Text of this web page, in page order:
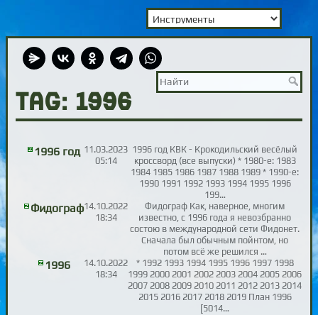
TAG: 1996
1996 год 11.03.2023
05:14
1996 год КВК - Крокодильский весёлый
кроссворд (все выпуски) * 1980-е: 1983
1984 1985 1986 1987 1988 1989 * 1990-е:
1990 1991 1992 1993 1994 1995 1996
199…
Фидограф14.10.2022
18:34
Фидограф Как, наверное, многим
известно, с 1996 года я невозбранно
состою в международной сети Фидонет.
Сначала был обычным пойнтом, но
потом всё же решился …
1996
14.10.2022
18:34
* 1992 1993 1994 1995 1996 1997 1998
1999 2000 2001 2002 2003 2004 2005 2006
2007 2008 2009 2010 2011 2012 2013 2014
2015 2016 2017 2018 2019 План 1996
[5014…